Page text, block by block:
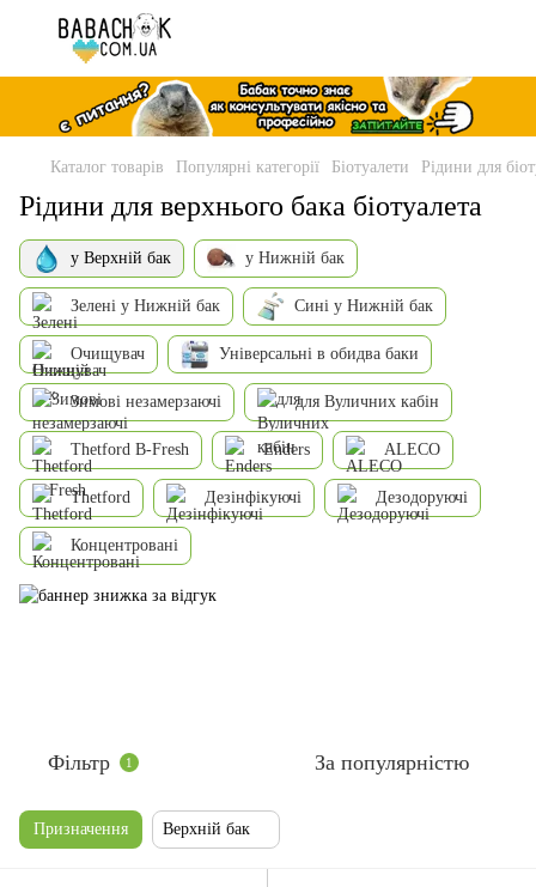
Каталог товарів Популярні категорії Біотуалети Рідини для
Рідини для верхнього бака біотуалета
у Верхній бак у Нижній бак
Зелені у Нижній бак Сині у Нижній бак
Очищувач Універсальні в обидва баки
Зимові незамерзаючі для Вуличних кабін
Thetford B-Fresh Enders ALECO
Thetford Дезінфікуючі Дезодоруючі
Концентровані
Фільтр 1 За популярністю
Призначення Верхній бак